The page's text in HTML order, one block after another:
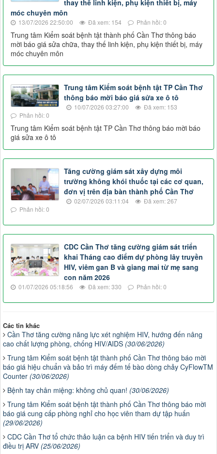
thay thế linh kiện, phụ kiện thiết bị, máy
móc chuyên môn
13/07/2026 22:50:00 Đã xem: 154 Phản hồi: 0
Trung tâm Kiểm soát bệnh tật thành phố Cần Thơ thông báo
mời báo giá sửa chữa, thay thế linh kiện, phụ kiện thiết bị, máy
móc chuyên môn
Trung tâm Kiểm soát bệnh tật TP Cần Thơ
thông báo mời báo giá sửa xe ô tô
10/07/2026 03:27:00
Đã xem: 153
Phản hồi: 0
Trung tâm Kiểm soát bệnh tật TP Cần Thơ thông báo mời báo
giá sửa xe ô tô
Tăng cường giám sát xây dựng môi
trường không khói thuốc tại các cơ quan,
đơn vị trên địa bàn thành phố Cần Thơ
02/07/2026 03:11:04
Đã xem: 267
Phản hồi: 0
CDC Cần Thơ tăng cường giám sát triển
khai Tháng cao điểm dự phòng lây truyền
HIV, viêm gan B và giang mai từ mẹ sang
con năm 2026
01/07/2026 05:18:56 Đã xem: 330 Phản hồi: 0
Các tin khác
Cần Thơ tăng cường năng lực xét nghiệm HIV, hướng đến nâng
cao chất lượng phòng, chống HIV/AIDS (30/06/2026)
Trung tâm Kiểm soát bệnh tật thành phố Cần Thơ thông báo mời
báo giá hiệu chuẩn và bảo trì máy đếm tế bào dòng chảy CyFlowTM
Counter (30/06/2026)
Bệnh tay chân miệng: không chủ quan! (30/06/2026)
Trung tâm Kiểm soát bệnh tật thành phố Cần Thơ thông báo mời
báo giá cung cấp phòng nghỉ cho học viên tham dự tập huấn
(29/06/2026)
CDC Cần Thơ tổ chức thảo luận ca bệnh HIV tiến triển và duy trì
điều trị ARV (25/06/2026)